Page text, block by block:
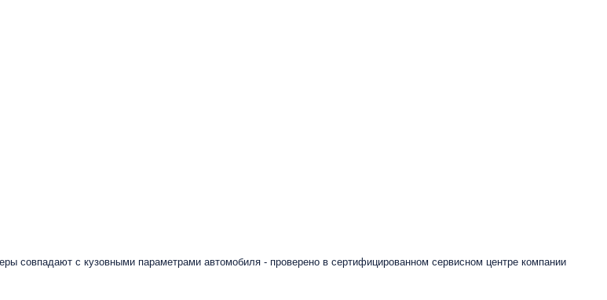
совпадают с кузовными параметрами автомобиля - проверено в сертифицированном сервисном центре компании